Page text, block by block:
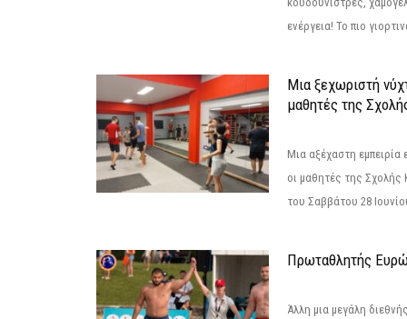
ενέργεια! Το πιο
Μια ξεχωριστή
μαθητές της
Μια αξέχαστη εμπειρία
οι μαθητές της
του Σαββάτου 28
Πρωταθλητής
Άλλη μια μεγάλη